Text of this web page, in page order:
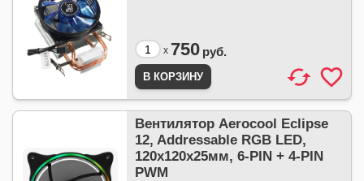
x 750 руб.
Вентилятор Aerocool Eclipse
12, Addressable RGB LED,
120x120x25мм, 6-PIN + 4-PIN
PWM